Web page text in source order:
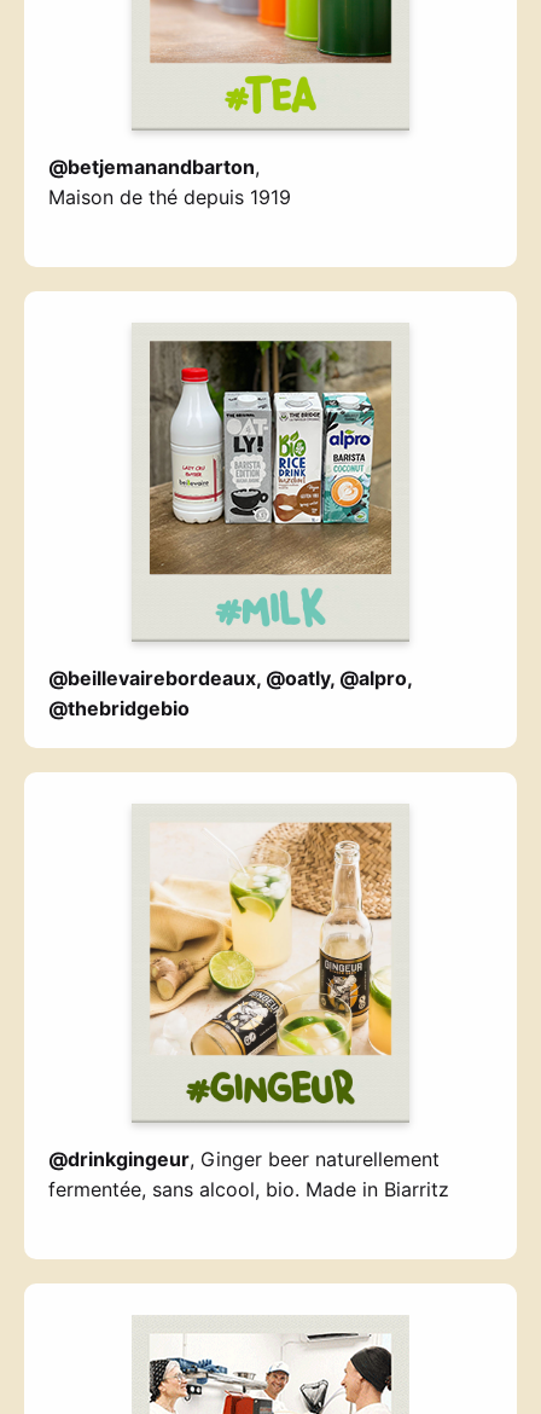
@betjemanandbarton,
Maison de thé depuis 1919
@beillevairebordeaux, @oatly, @alpro,
@thebridgebio
@drinkgingeur, Ginger beer naturellement
fermentée, sans alcool, bio. Made in Biarritz